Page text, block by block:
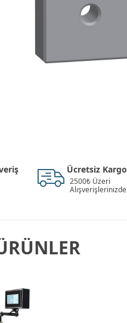
Ücretsiz Kargo
2500₺ Üzeri
Alışverişlerinizde